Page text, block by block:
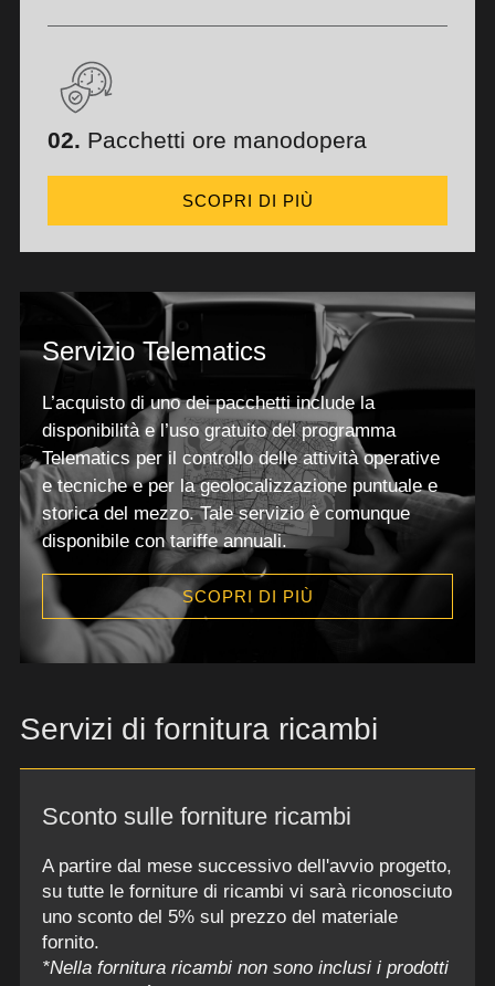
02. Pacchetti ore manodopera
SCOPRI DI PIÙ
Servizio Telematics
L’acquisto di uno dei pacchetti include la
disponibilità e l’uso gratuito del programma
Telematics per il controllo delle attività operative
e tecniche e per la geolocalizzazione puntuale e
storica del mezzo. Tale servizio è comunque
disponibile con tariffe annuali.
SCOPRI DI PIÙ
Servizi di fornitura ricambi
Sconto sulle forniture ricambi
A partire dal mese successivo dell'avvio progetto,
su tutte le forniture di ricambi vi sarà riconosciuto
uno sconto del 5% sul prezzo del materiale
fornito.
*Nella fornitura ricambi non sono inclusi i prodotti